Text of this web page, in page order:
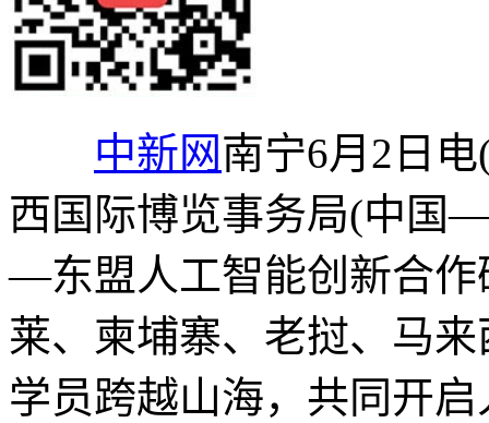
中新网南宁6月2日
西国际博览事务局(中国
—东盟人工智能创新合作
莱、柬埔寨、老挝、马
学员跨越山海，共同开